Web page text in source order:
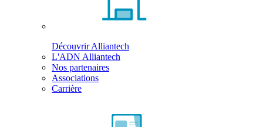
Découvrir Alliantech
L'ADN Alliantech
Nos partenaires
Associations
Carrière